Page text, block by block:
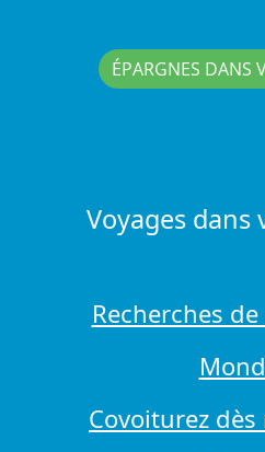
ÉPARGNES DANS
Voyages dans
Recherches
Covoiturez